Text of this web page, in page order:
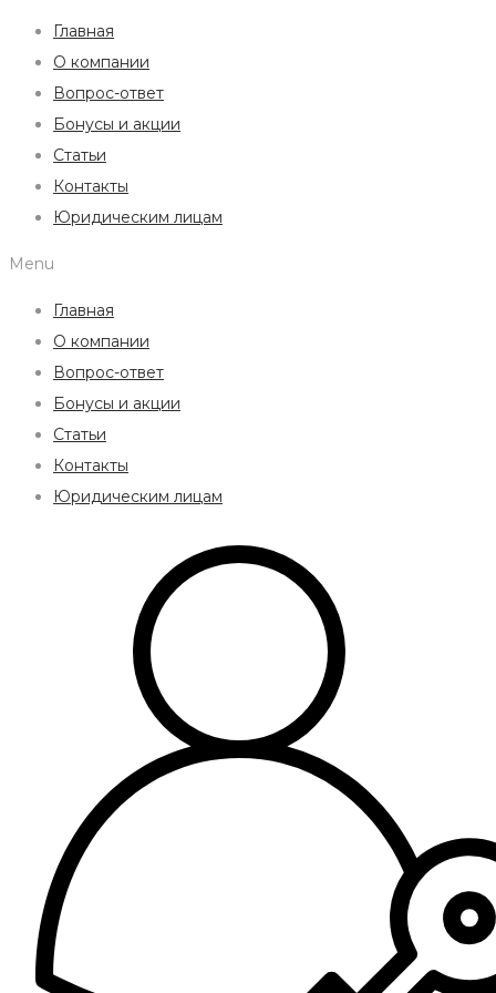
Главная
О компании
Вопрос-ответ
Бонусы и акции
Статьи
Контакты
Юридическим лицам
Menu
Главная
О компании
Вопрос-ответ
Бонусы и акции
Статьи
Контакты
Юридическим лицам